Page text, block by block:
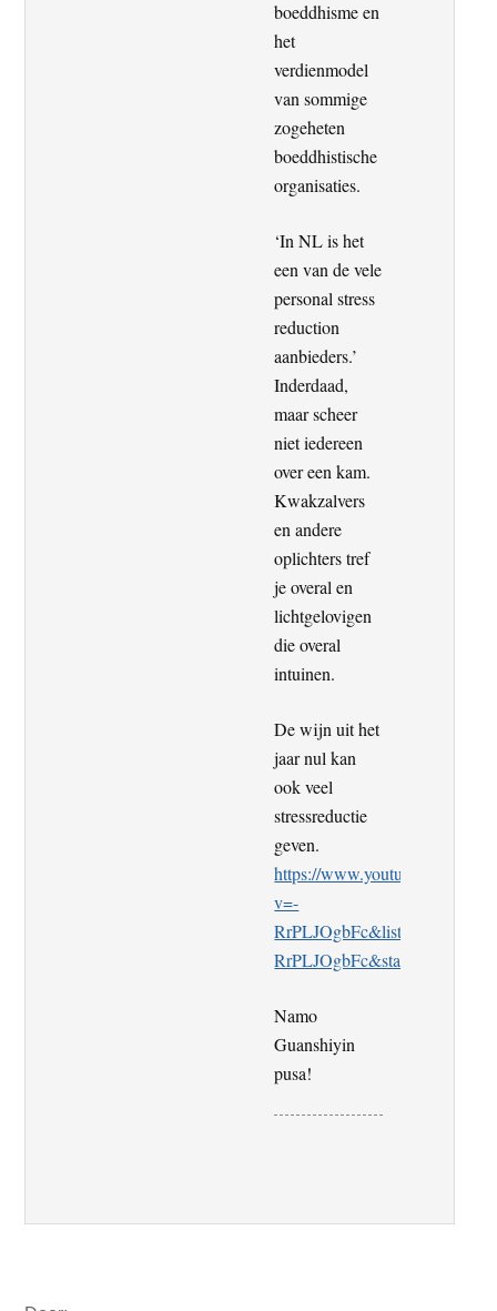
boeddhisme en
het
verdienmodel
van sommige
zogeheten
boeddhistische
organisaties.
‘In NL is het
een van de vele
personal stress
reduction
aanbieders.’
Inderdaad,
maar scheer
niet iedereen
over een kam.
Kwakzalvers
en andere
oplichters tref
je overal en
lichtgelovigen
die overal
intuinen.
De wijn uit het
jaar nul kan
ook veel
stressreductie
geven.
https://www.youtube.com/
v=-
RrPLJOgbFc&list=RD-
RrPLJOgbFc&start_radio=1
Namo
Guanshiyin
pusa!